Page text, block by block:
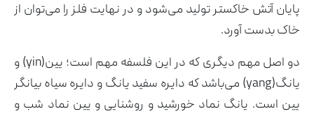
پایان آتش خاکستر تولید می‌شود و در نهایت فلز را می‌توان از
خاک بدست آورد.
دو اصل مهم دیگری که در این فلسفه مهم است؛ یین(yin) و
یانگ(yang) می‌باشد که دایره سفید یانگ و دایره سیاه بیانگر
یین است. یانگ نماد خورشید و روشنایی و یین نماد شب و